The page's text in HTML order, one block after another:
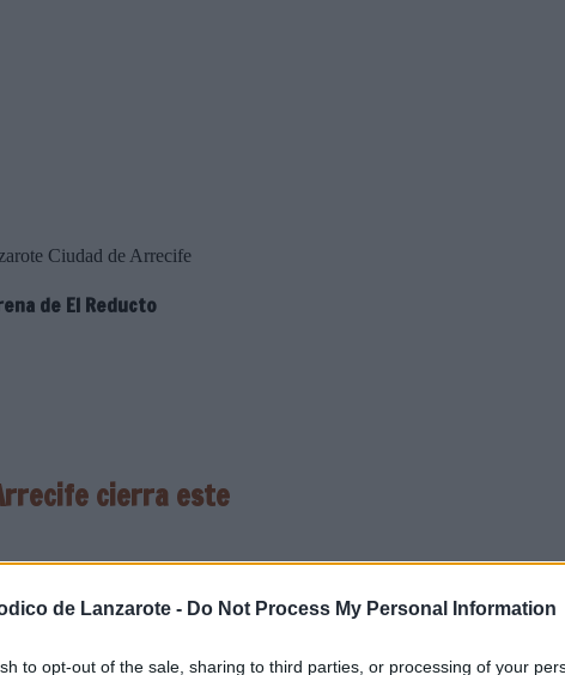
de Lanzarote - Do Not Process My Personal Information
to opt-out of the sale, sharing to third parties, or processing of your
Ciudad de Arrecife
de El Reducto
cierra este
de Deportes del
una nueva edición del Torneo de
la playa de El Reducto los días
de actividades deportivas de las